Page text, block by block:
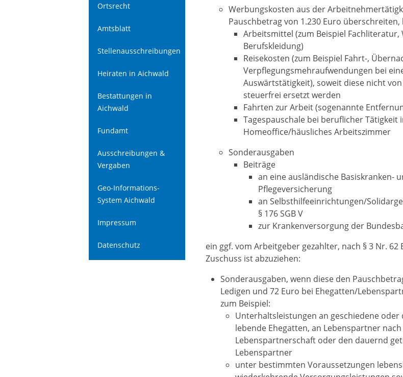
Ortsrecht
Amtsblatt
Stellenausschreibungen
Heiraten in Aichwald
Bestattungen in
Aichwald
Fundamt
Ausschreibungen &
Vergaben
Geo-Informations-
System Aichwald
Impressum
Datenschutz
Werbungskosten aus der
Pauschbetrag von 1.230 Euro überschreiten,
Arbeitsmittel (zum Beispiel Fachliteratur,
Berufskleidung)
Reisekosten (zum Beispiel Fahrt-,
Verpflegungsmehraufwendungen bei
Auswärtstätigkeit), soweit diese nicht
steuerfrei ersetzt werden
Fahrten zur Arbeit (sogenannte
Tagespauschale bei beruflicher Tätigkeit
Homeoffice/häusliches Arbeitszimmer
Sonderausgaben
Beiträge
an eine ausländische Basiskranken-
Pflegeversicherung
an Selbsthilfeeinrichtungen/
§ 176 SGB V
zur Krankenversorgung der
ein ggf. vom Arbeitgeber gezahlter, nach § 3 Nr. 62
Zuschuss ist abzuziehen:
Sonderausgaben, wenn diese den
Ledigen und 72 Euro bei Ehegatten/
zum Beispiel:
Unterhaltsleistungen an geschiedene
lebende Ehegatten, an Lebenspartner
Lebenspartnerschaft oder den dauernd
Lebenspartner
unter bestimmten Voraussetzungen